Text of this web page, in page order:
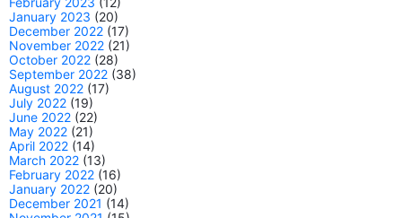
January 2023 (20)
December 2022 (17)
November 2022 (21)
October 2022 (28)
September 2022 (38)
August 2022 (17)
July 2022 (19)
June 2022 (22)
May 2022 (21)
April 2022 (14)
March 2022 (13)
February 2022 (16)
January 2022 (20)
December 2021 (14)